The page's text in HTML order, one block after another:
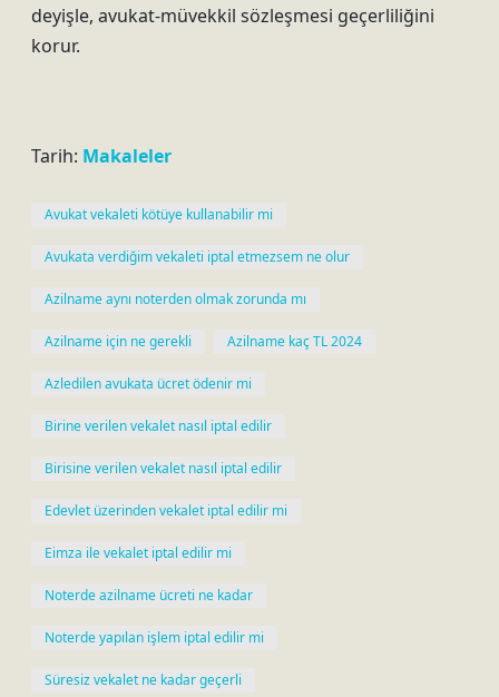
deyişle, avukat-müvekkil sözleşmesi geçerliliğini
korur.
Tarih: Makaleler
Avukat vekaleti kötüye kullanabilir mi
Avukata verdiğim vekaleti iptal etmezsem ne olur
Azilname aynı noterden olmak zorunda mı
Azilname için ne gerekli Azilname kaç TL 2024
Azledilen avukata ücret ödenir mi
Birine verilen vekalet nasıl iptal edilir
Birisine verilen vekalet nasıl iptal edilir
Edevlet üzerinden vekalet iptal edilir mi
Eimza ile vekalet iptal edilir mi
Noterde azilname ücreti ne kadar
Noterde yapılan işlem iptal edilir mi
Süresiz vekalet ne kadar geçerli